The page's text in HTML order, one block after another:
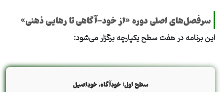
سرفصل‌های اصلی دوره «از خود-آگاهی تا رهایی ذهنی»
این برنامه در هفت سطح یکپارچه برگزار می‌شود:
سطح اول:‌ خودِآگاه، خودِ‌اصیل